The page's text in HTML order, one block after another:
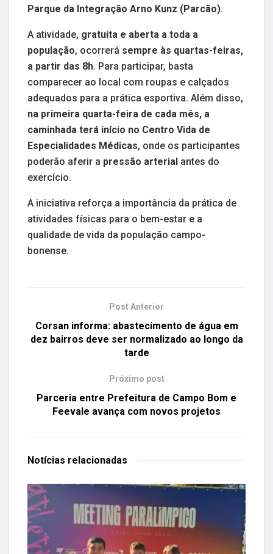
Parque da Integração Arno Kunz (Parcão).
A atividade, gratuita e aberta a toda a
população, ocorrerá sempre às quartas-feiras,
a partir das 8h. Para participar, basta
comparecer ao local com roupas e calçados
adequados para a prática esportiva. Além disso,
na primeira quarta-feira de cada mês, a
caminhada terá início no Centro Vida de
Especialidades Médicas, onde os participantes
poderão aferir a pressão arterial antes do
exercício.
A iniciativa reforça a importância da prática de
atividades físicas para o bem-estar e a
qualidade de vida da população campo-
bonense.
Post Anterior
Corsan informa: abastecimento de água em
dez bairros deve ser normalizado ao longo da
tarde
Próximo post
Parceria entre Prefeitura de Campo Bom e
Feevale avança com novos projetos
Notícias relacionadas